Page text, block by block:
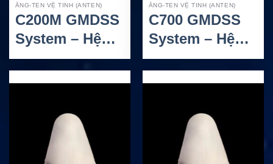
ĂNG-TEN VỆ TINH (ANTEN)
C200M GMDSS
System – Hệ
Thống Iridium
Tàu Biển
ĂNG-TEN VỆ TINH (ANTEN)
C700 GMDSS
System – Hệ
Thống Iridium
Cầu Cho Tàu